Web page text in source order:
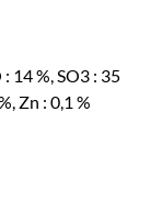
14 %, SO3 : 35
Zn : 0,1 %